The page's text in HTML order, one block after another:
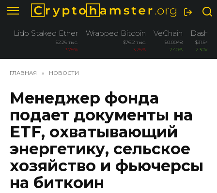
Перейти
содержанию
Lido Staked Ether
$2.26 тыс.
-3.76%
Wrapped Bitcoin
$76.2 тыс.
-3.26%
VeChain
$0.0048
2.40%
Dash
$31.54
2.30%
ГЛАВНАЯ » НОВОСТИ
Менеджер фонда
подает документы на
ETF, охватывающий
энергетику, сельское
хозяйство и фьючерсы
на биткоин